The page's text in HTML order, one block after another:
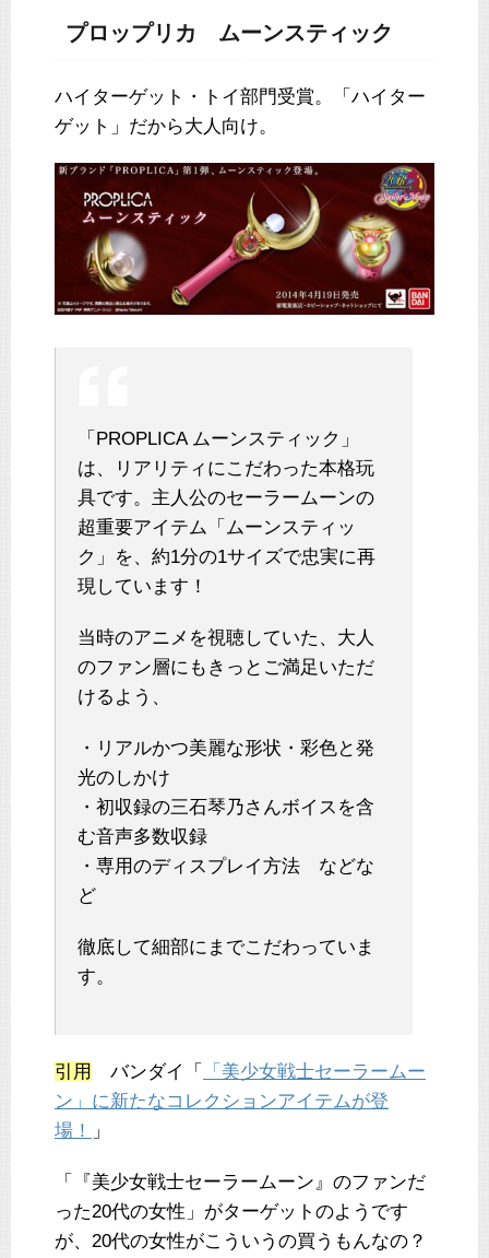
プロップリカ ムーンスティック
ハイターゲット・トイ部門受賞。「ハイター
ゲット」だから大人向け。
「PROPLICA ムーンスティック」
は、リアリティにこだわった本格玩
具です。主人公のセーラームーンの
超重要アイテム「ムーンスティッ
ク」を、約1分の1サイズで忠実に再
現しています！
当時のアニメを視聴していた、大人
のファン層にもきっとご満足いただ
けるよう、
・リアルかつ美麗な形状・彩色と発
光のしかけ
・初収録の三石琴乃さんボイスを含
む音声多数収録
・専用のディスプレイ方法 などな
ど
徹底して細部にまでこだわっていま
す。
引用 バンダイ「
「美少女戦士セーラームー
ン」に新たなコレクションアイテムが登
場！
」
「『美少女戦士セーラームーン』のファンだ
った20代の女性」がターゲットのようです
が、20代の女性がこういうの買うもんなの？